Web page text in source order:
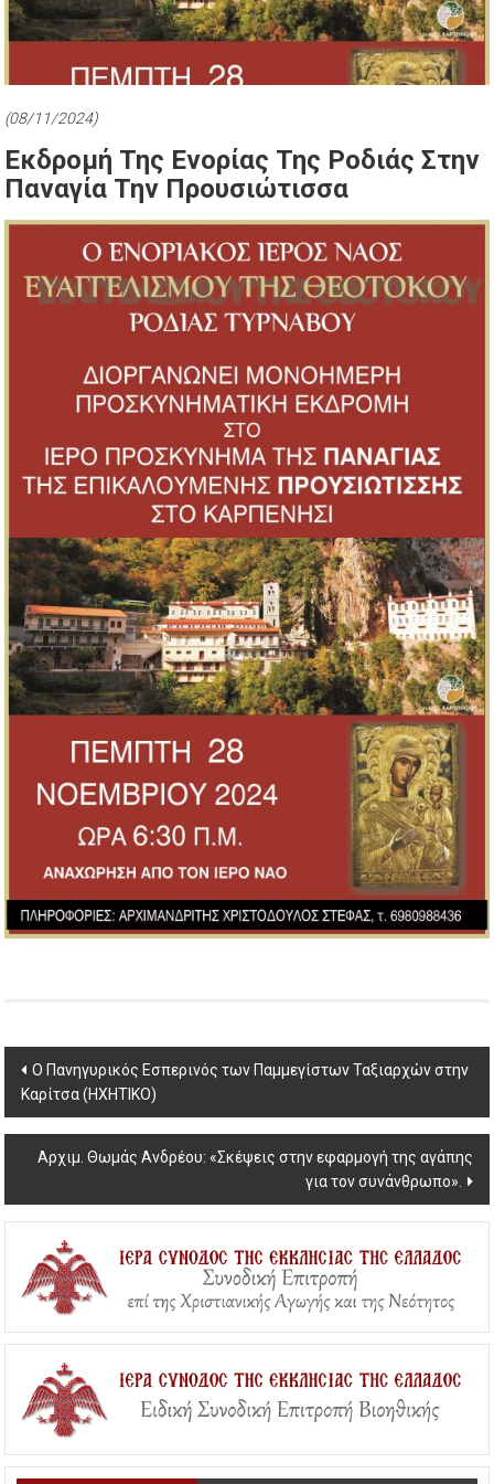
(08/11/2024)
Εκδρομή Της Ενορίας Της Ροδιάς Στην
Παναγία Την Προυσιώτισσα
Post
navigation
Ο Πανηγυρικός Εσπερινός των Παμμεγίστων Ταξιαρχών στην
Καρίτσα (HXHTIKO)
Αρχιμ. Θωμάς Ανδρέου: «Σκέψεις στην εφαρμογή της αγάπης
για τον συνάνθρωπο».